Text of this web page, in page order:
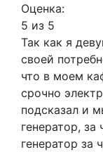
Оценка:
5 из 5
Так как я
своей
что в моем
срочно
подсказал и
генератор,
генератор за